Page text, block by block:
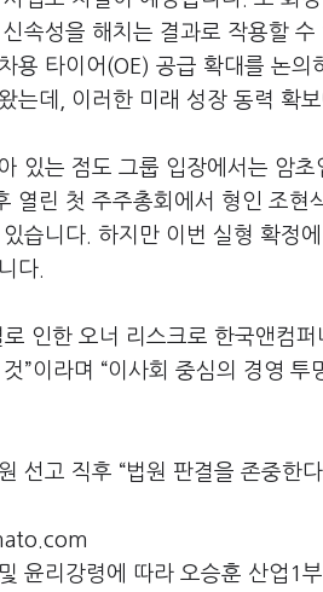
속성을 해치는 결과로 작용할 수
용 타이어 (OE) 공급 확대를 논의
는데
이러한 미래 성장 동력 확
있는 점도 그룹 입장에서는 암초
열린 첫 주주총회에서 형인 조
습니다 하지만 이번 실형 확정
다
로 인한 오너 리스크로 한국앤컴
”이라며 “이사회 중심의 경영 투
선고 직후 “법원 판결을 존중한다
윤리강령에 따라 오승훈 산업1